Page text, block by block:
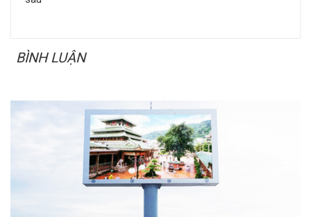
BÌNH LUẬN